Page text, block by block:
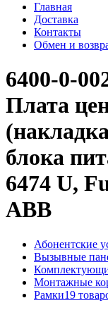
Главная
Доставка
Контакты
Обмен и
6400-0-
Плата
блока
6474 U,
ABB
Абонентские
Вызывные
Монтажные
Рамки19